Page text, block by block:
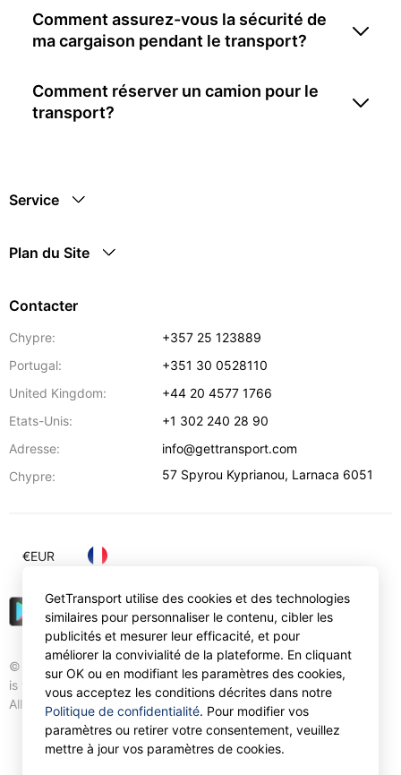
Comment assurez-vous la sécurité de
ma cargaison pendant le transport?
Comment réserver un camion pour le
transport?
Service
Plan du Site
Contacter
Chypre:
+357 25 123889
Portugal:
+351 30 0528110
United Kingdom:
+44 20 4577 1766
Etats-Unis:
+1 302 240 28 90
Adresse:
info@gettransport.com
Chypre:
57 Spyrou Kyprianou, Larnaca 6051
© Gettransport International Limited. GetTransport®
is trademark of Gettransport International Limited.
All rights reserved.
€EUR
GetTransport utilise des cookies et des technologies
similaires pour personnaliser le contenu, cibler les
publicités et mesurer leur efficacité, et pour
améliorer la convivialité de la plateforme. En cliquant
sur OK ou en modifiant les paramètres des cookies,
vous acceptez les conditions décrites dans notre
Politique de confidentialité. Pour modifier vos
paramètres ou retirer votre consentement, veuillez
mettre à jour vos paramètres de cookies.